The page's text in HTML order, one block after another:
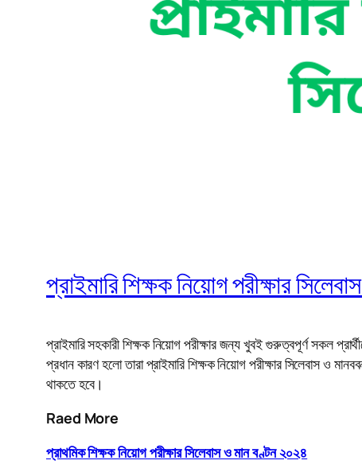
প্রাইমারি শিক্ষক নিয়োগ পরীক্ষার
প্রাইমারি সহকারী শিক্ষক নিয়োগ পরীক্ষার জন্য খুবই গুরুত্বপূর্ণ সকল
প্রধান কারণ হলো তারা প্রাইমারি শিক্ষক নিয়োগ পরীক্ষার সিলেবাস ও
থাকতে হবে।
Raed More
প্রাথমিক শিক্ষক নিয়োগ পরীক্ষার সিলেবাস ও মান বণ্টন ২০২৪